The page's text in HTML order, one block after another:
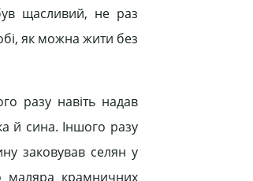
щасливий, не раз
як можна жити без
разу навіть надав
й сина. Іншого разу
заковував селян у
маляра крамничних